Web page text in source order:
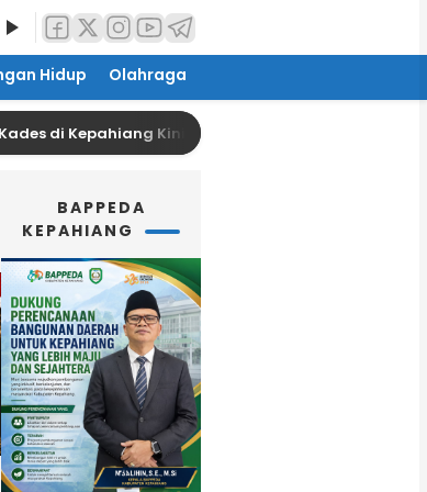
Hidup Olahraga
Kepahiang Kini Dilaporkan Sang Suami
BAPPEDA
KEPAHIANG